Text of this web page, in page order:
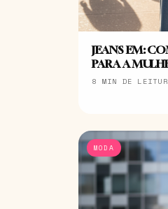
JEANS EM:
PARA A
8 MIN DE
MODA